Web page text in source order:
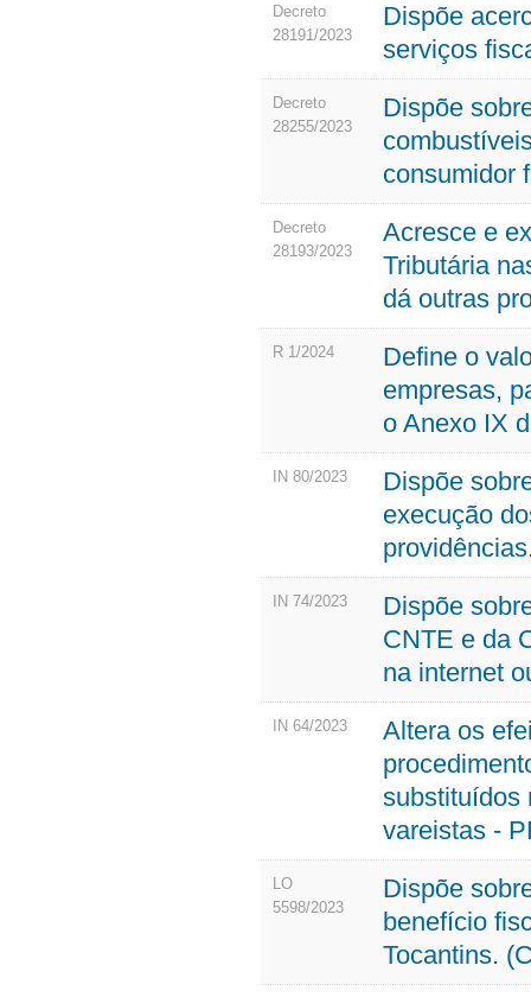
Decreto
28191/2023
Dispõe
serviços
Decreto
28255/2023
Dispõe
consumidor
Decreto
28193/2023
Acresce e
Tributária
dá outras
R 1/2024
Define o
empresas,
o Anexo IX
IN 80/2023
Dispõe
execução
IN 74/2023
Dispõe
CNTE e da
na internet
IN 64/2023
Altera os
substituídos
vareistas -
LO
5598/2023
Dispõe
benefício
Tocantins.